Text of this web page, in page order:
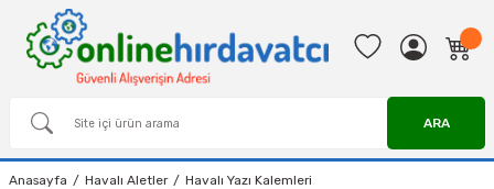
ARA
Anasayfa Havalı Aletler Havalı Yazı Kalemleri